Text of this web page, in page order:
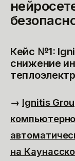
Кейс №1:
снижение
→ Ignitis
на